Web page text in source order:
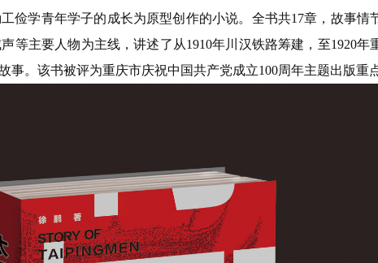
俭学青年学子的成长为原型创作的小说。全书共17章，故事
等主要人物为主线，讲述了从1910年川汉铁路筹建，至1920年
。该书被评为重庆市庆祝中国共产党成立100周年主题出版重